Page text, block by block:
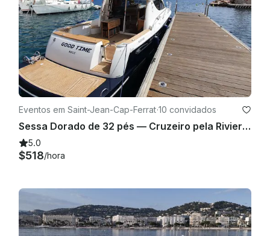
Eventos em Saint-Jean-Cap-Ferrat·10 convidados
Sessa Dorado de 32 pés — Cruzeiro pela Riviera Francesa e aventura de natação
5.0
$518/hora